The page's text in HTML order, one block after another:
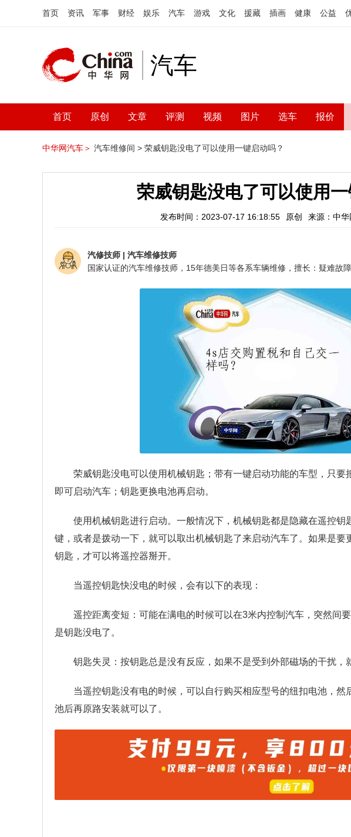
首页 资讯 军事 财经 娱乐 汽车 游戏 文化 援藏 插画 健康 公益
汽车
首页 原创 文章 评测 视频 图片 选车 报价
中华网汽车＞ 汽车维修间 > 荣威钥匙没电了可以使用一键启动吗？
荣威钥匙没电了可以使用
发布时间：2023-07-17 16:18:55 原创 来源：中华
汽修技师 | 汽车维修技师
荣威钥匙没电可以使用机械钥匙；带有一键启动功能的车型，只要
即可启动汽车；钥匙更换电池再启动。
使用机械钥匙进行启动。一般情况下，机械钥匙都是隐藏在遥控
键，或者是拨动一下，就可以取出机械钥匙了来启动汽车了。如果是
钥匙，才可以将遥控器掰开。
当遥控钥匙快没电的时候，会有以下的表现：
遥控距离变短：可能在满电的时候可以在3米内控制汽车，突然间
是钥匙没电了。
钥匙失灵：按钥匙总是没有反应，如果不是受到外部磁场的干扰，
当遥控钥匙没有电的时候，可以自行购买相应型号的纽扣电池，
池后再原路安装就可以了。